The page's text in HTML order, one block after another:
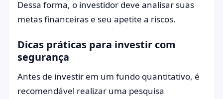
Dessa forma, o investidor deve analisar suas
metas financeiras e seu apetite a riscos.
Dicas práticas para investir com
segurança
Antes de investir em um fundo quantitativo, é
recomendável realizar uma pesquisa